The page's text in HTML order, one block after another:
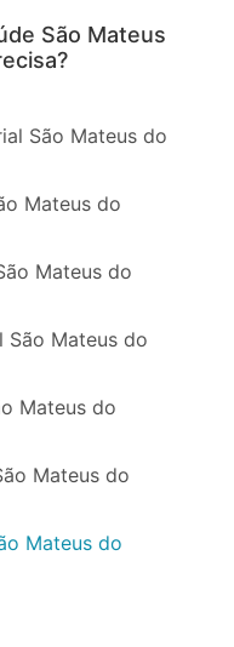
São Mateus
São Mateus do
Mateus do
Mateus do
São Mateus do
Mateus do
Mateus do
Mateus do